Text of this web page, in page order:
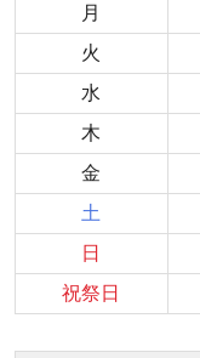
月
火
水
木
金
土
日
祝祭日